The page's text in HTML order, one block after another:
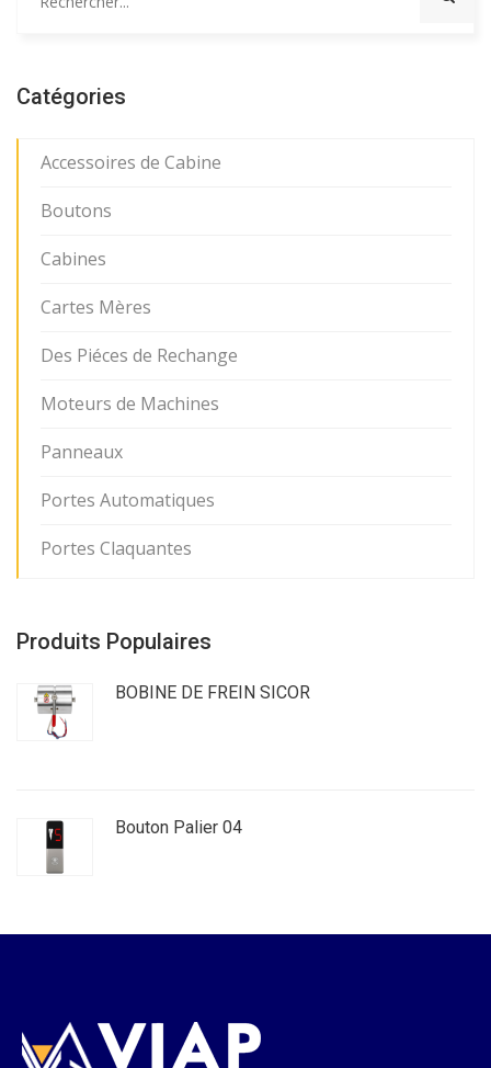
Catégories
Accessoires de Cabine
Boutons
Cabines
Cartes Mères
Des Piéces de Rechange
Moteurs de Machines
Panneaux
Portes Automatiques
Portes Claquantes
Produits Populaires
BOBINE DE FREIN SICOR
Bouton Palier 04